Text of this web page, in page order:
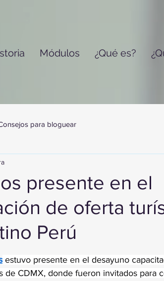
Módulos ¿Qué es?
para bloguear
presente en el
de oferta
Perú
estuvo presente en el desayuno
de CDMX, donde fueron invitados para